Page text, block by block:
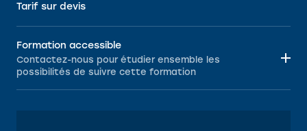
Tarif sur devis
Formation accessible
Contactez-nous pour étudier ensemble les
possibilités de suivre cette formation